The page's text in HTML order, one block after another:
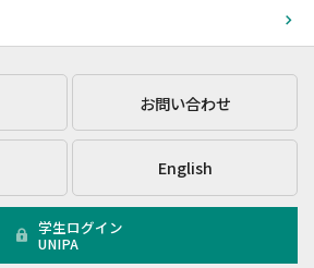
お問い合わせ
English
学生ログイン
UNIPA